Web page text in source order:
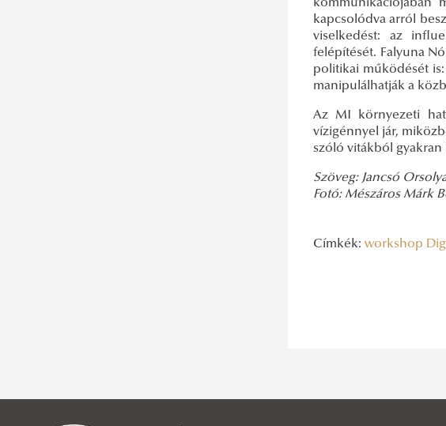
kommunikációjában
kapcsolódva arról
viselkedést: az
felépítését. Falyuna
politikai működését
manipulálhatják a
Az MI környezeti
vízigénnyel jár,
szóló vitákból
Szöveg: Jancsó
Fotó: Mészáros Márk
Címkék: workshop